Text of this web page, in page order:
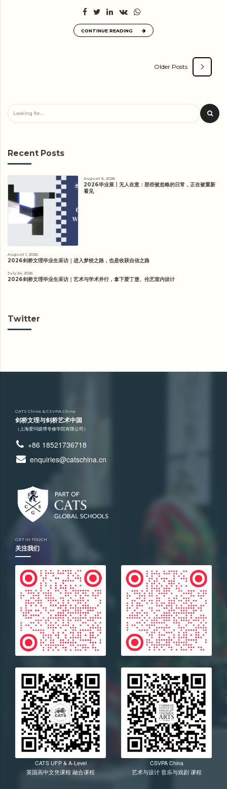
CONTINUE READING
Older Posts
Recent Posts
August 6, 2026
2026毕业展丨无人在意：那些被忽略的日常，正在被重新
看见
August 1, 2026
2026剑桥文理毕业生采访｜进入梦校之路，也是收获自信之路
July 24, 2026
2026剑桥文理毕业生采访｜艺术与学术并行，拿下爱丁堡、伦艺室内设计
Twitter
CATS China & CSVPA China
剑桥文理与剑桥艺术中国
（上海爱玛骏博专修学院有限公司）
+86 18521736718
enquiries@catschina.cn
GET IN TOUCH
关注我们
CATS UFP & A-Level
英国高中文凭课程 融合课程
CSVPA China
艺术与设计 音乐与戏剧 课程